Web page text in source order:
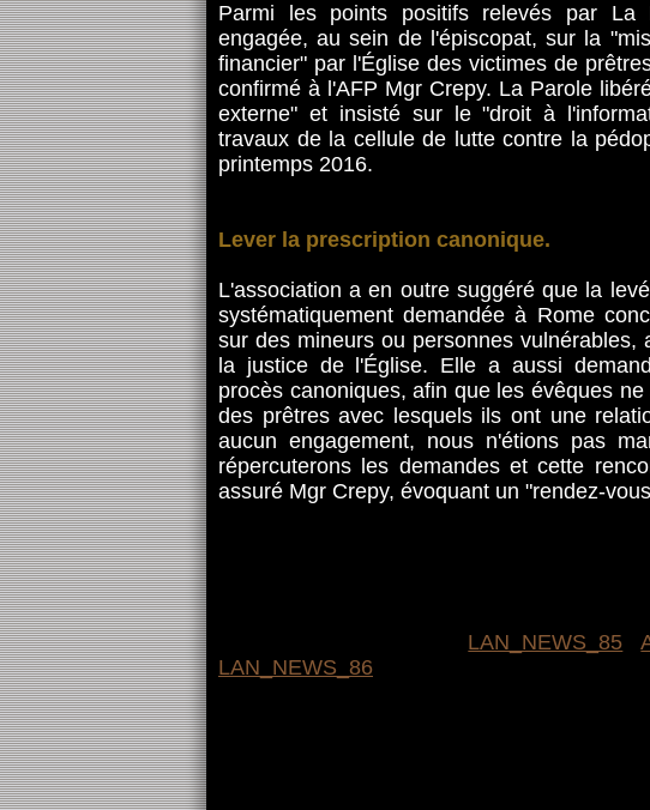
Parmi les points positifs relevés par La
engagée, au sein de l'épiscopat, sur la
financier" par l'Église des victimes de
confirmé à l'AFP Mgr Crepy. La Parole
externe" et insisté sur le "droit à
travaux de la cellule de lutte contre la
printemps 2016.
Lever la prescription canonique.
L'association a en outre suggéré que la
systématiquement demandée à Rome
sur des mineurs ou personnes
la justice de l'Église. Elle a aussi
procès canoniques, afin que les évêques
des prêtres avec lesquels ils ont une
aucun engagement, nous n'étions pas
répercuterons les demandes et cette
assuré Mgr Crepy, évoquant un "rendez-
LAN_NEWS_85
LAN_NEWS_86